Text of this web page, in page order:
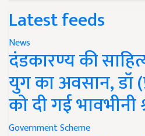
Latest feeds
News
दंडकारण्य की
युग का अवसान, डॉ
को दी गई भावभीनी
Government Scheme